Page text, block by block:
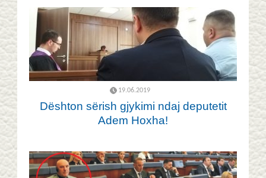
19.06.2019
Dështon sërish gjykimi ndaj deputetit
Adem Hoxha!